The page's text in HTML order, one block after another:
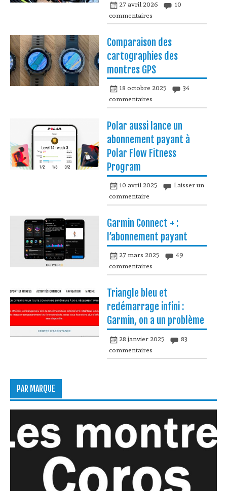
27 avril 2026
10
commentaires
Comparaison des
cartographies des
montres GPS
18 octobre 2025
34
commentaires
Polar aussi lance un
abonnement payant à
Polar Flow Fitness
Program
10 avril 2025
Laisser un
commentaire
Garmin Connect + :
l’abonnement payant
27 mars 2025
49
commentaires
Triangle bleu et
redémarrage infini :
Garmin, on a un problème
28 janvier 2025
83
commentaires
PAR MARQUE